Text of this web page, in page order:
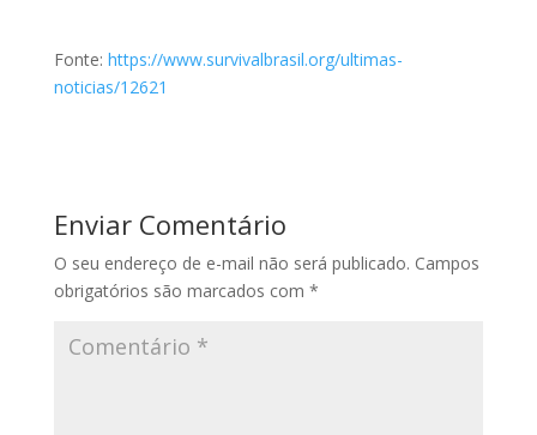
Fonte: https://www.survivalbrasil.org/ultimas-
noticias/12621
Enviar Comentário
O seu endereço de e-mail não será publicado. Campos
obrigatórios são marcados com *